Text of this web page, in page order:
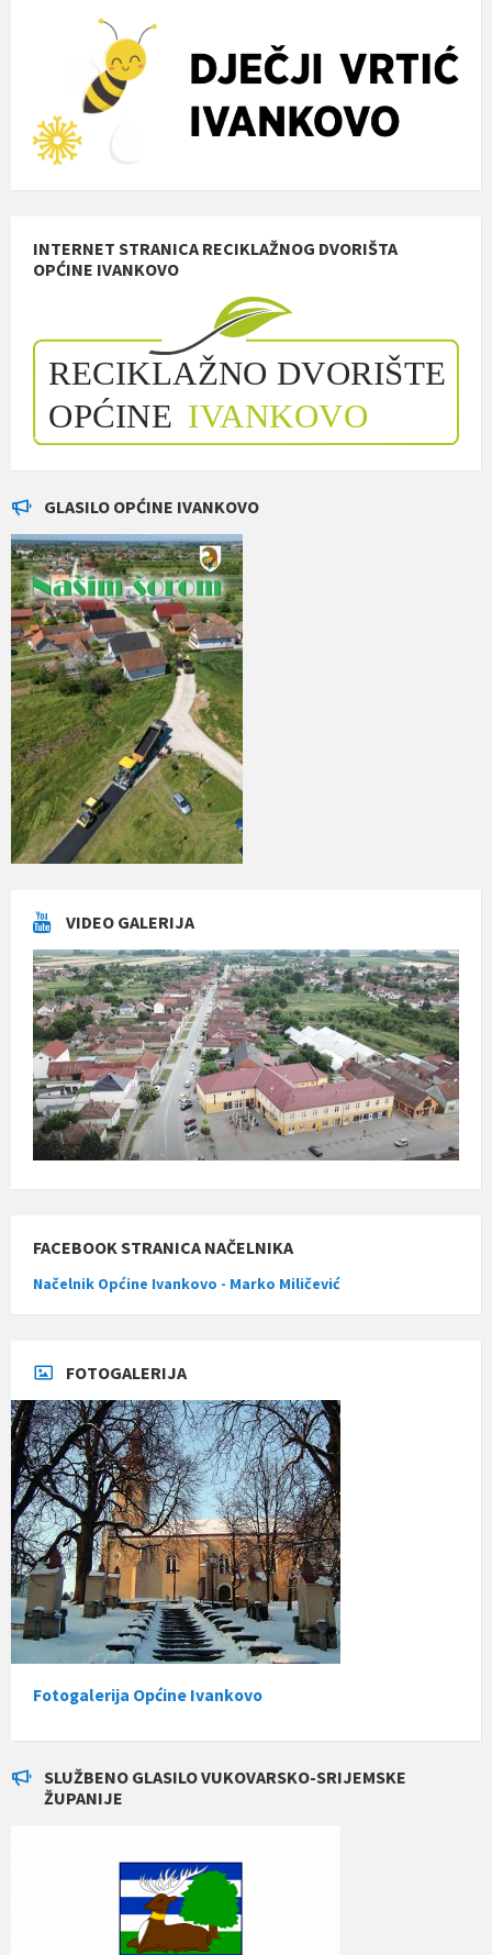
INTERNET STRANICA RECIKLAŽNOG DVORIŠTA
OPĆINE IVANKOVO
GLASILO OPĆINE IVANKOVO
VIDEO GALERIJA
FACEBOOK STRANICA NAČELNIKA
Načelnik Općine Ivankovo - Marko Miličević
FOTOGALERIJA
Fotogalerija Općine Ivankovo
SLUŽBENO GLASILO VUKOVARSKO-SRIJEMSKE
ŽUPANIJE